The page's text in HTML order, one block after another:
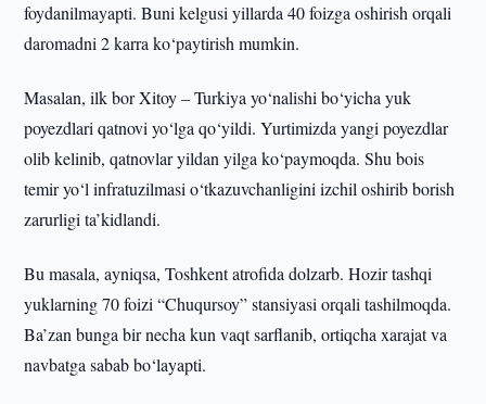
foydanilmayapti. Buni kelgusi yillarda 40 foizga oshirish orqali
daromadni 2 karra ko‘paytirish mumkin.
Masalan, ilk bor Xitoy – Turkiya yo‘nalishi bo‘yicha yuk
poyezdlari qatnovi yo‘lga qo‘yildi. Yurtimizda yangi poyezdlar
olib kelinib, qatnovlar yildan yilga ko‘paymoqda. Shu bois
temir yo‘l infratuzilmasi o‘tkazuvchanligini izchil oshirib borish
zarurligi ta’kidlandi.
Bu masala, ayniqsa, Toshkent atrofida dolzarb. Hozir tashqi
yuklarning 70 foizi “Chuqursoy” stansiyasi orqali tashilmoqda.
Ba’zan bunga bir necha kun vaqt sarflanib, ortiqcha xarajat va
navbatga sabab bo‘layapti.